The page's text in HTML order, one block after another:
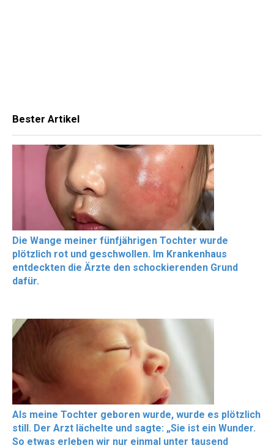
Bester Artikel
Die Wange meiner fünfjährigen Tochter wurde
plötzlich rot und geschwollen. Im Krankenhaus
entdeckten die Ärzte den schockierenden Grund
dafür.
Als meine Tochter geboren wurde, wurde es plötzlich
still. Der Arzt lächelte und sagte: „Sie ist ein Wunder.
So etwas erleben wir nur einmal unter tausend